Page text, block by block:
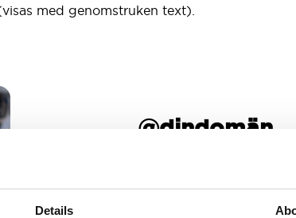
Details
med genomstruken text).
_ _ _ @dindomän
Skapa så manga e-postkonton